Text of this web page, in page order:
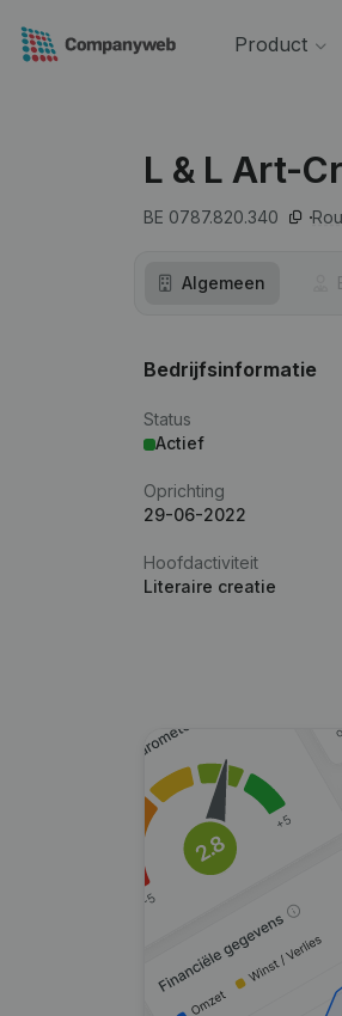
Product
L & L Art-
BE 0787.820.340
Algemeen
Bedrijfsinformatie
Status
Actief
Oprichting
29-06-2022
Hoofdactiviteit
Literaire creatie